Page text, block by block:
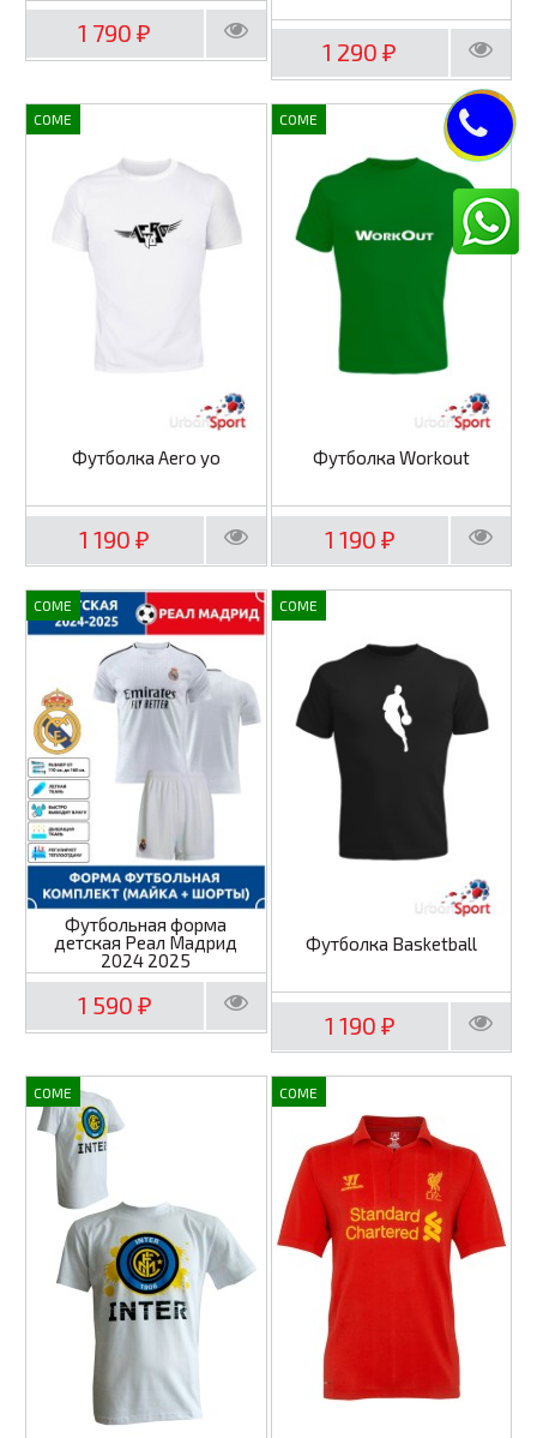
1 790₽
1 290₽
COME
Футболка Aero yo
1 190₽
COME
Футболка Workout
1 190 ₽
COME
Футбольная форма
детская Реал Мадрид
2024 2025
1 590 ₽
COME
Футболка Basketball
1 190 ₽
COME COME